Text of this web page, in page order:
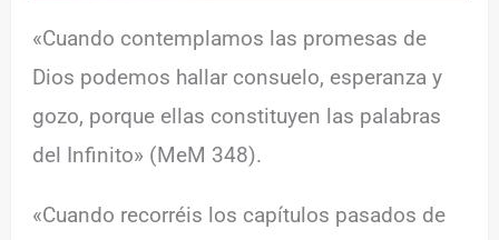
«Cuando contemplamos las promesas de
Dios podemos hallar consuelo, esperanza y
gozo, porque ellas constituyen las palabras
del Infinito» (MeM 348).
«Cuando recorréis los capítulos pasados de